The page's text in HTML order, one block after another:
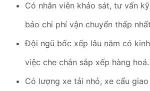
Có nhân viên khảo sát, tư vấn
bảo chi phí vận chuyển thấp
Đội ngũ bốc xếp lâu năm có
việc che chắn sắp xếp hàng hoá.
Có lượng xe tải nhỏ, xe cẩu